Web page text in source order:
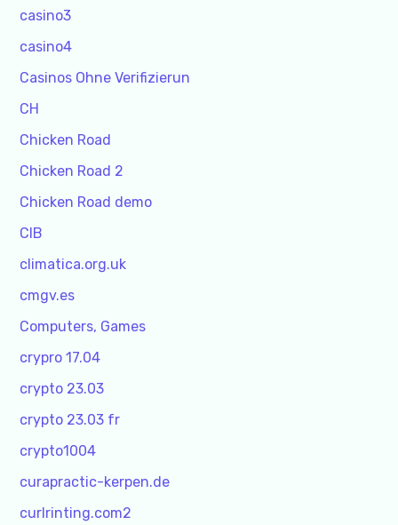
casino3
casino4
Casinos Ohne Verifizierun
CH
Chicken Road
Chicken Road 2
Chicken Road demo
CIB
climatica.org.uk
cmgv.es
Computers, Games
crypro 17.04
crypto 23.03
crypto 23.03 fr
crypto1004
curapractic-kerpen.de
curlrinting.com2